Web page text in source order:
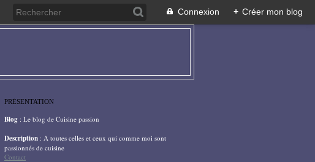
Connexion + Créer mon blog
PRÉSENTATION
Blog : Le blog de Cuisine passion
Description : A toutes celles et ceux qui comme moi sont
passionnés de cuisine
Contact